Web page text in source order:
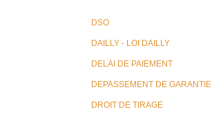
DSO
DAILLY - LOI DAILLY
DELAI DE PAIEMENT
DEPASSEMENT DE GARANTIE
DROIT DE TIRAGE